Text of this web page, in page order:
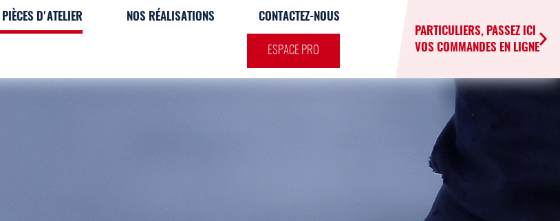
PIÈCES D'ATELIER NOS RÉALISATIONS CONTACTEZ-NOUS
ESPACE PRO
PARTICULIERS, PASSEZ ICI
VOS COMMANDES EN LIGNE